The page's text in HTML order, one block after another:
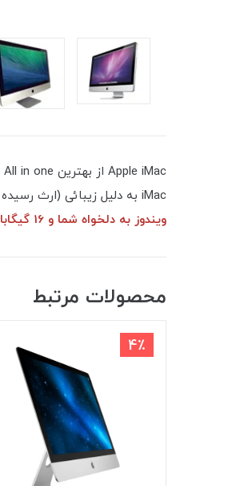
iMac به دلیل زیبائی (ارث رسیده از تمامی محصولات اپل!) و کارائی منحصر به فردشان می توانند گزینه مناسبی برای انجام فعالیت های روزمره باشند.
ویندوز به دلخواه شما و 16 گیگابایت رم
محصولات مرتبط